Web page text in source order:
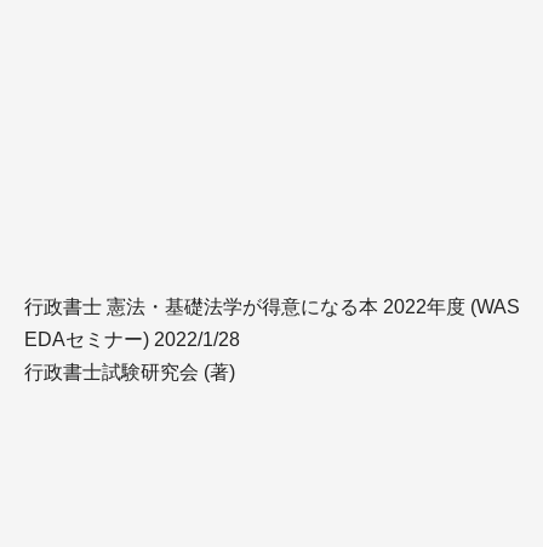
行政書士 憲法・基礎法学が得意になる本 2022年度 (WAS
EDAセミナー) 2022/1/28
行政書士試験研究会 (著)